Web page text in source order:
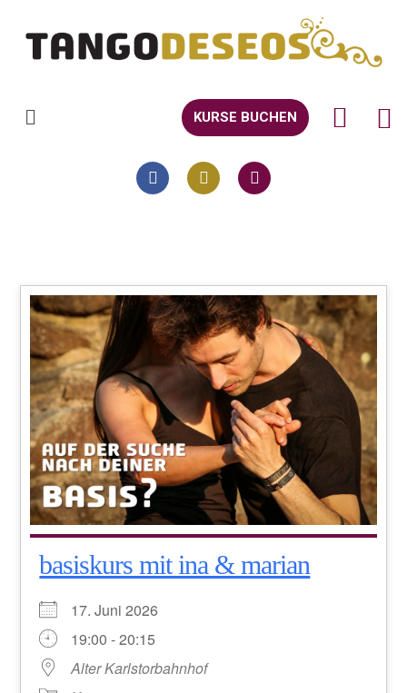
KURSE BUCHEN
basiskurs mit ina & marian
17. Juni 2026
19:00 - 20:15
Alter Karlstorbahnhof